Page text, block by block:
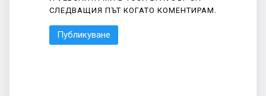
СЛЕДВАЩИЯ ПЪТ КОГАТО КОМЕНТИРАМ.